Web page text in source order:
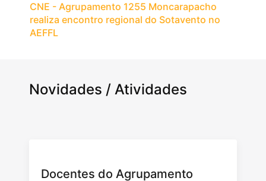
CNE - Agrupamento 1255 Moncarapacho
realiza encontro regional do Sotavento no
AEFFL
Novidades / Atividades
Docentes do Agrupamento